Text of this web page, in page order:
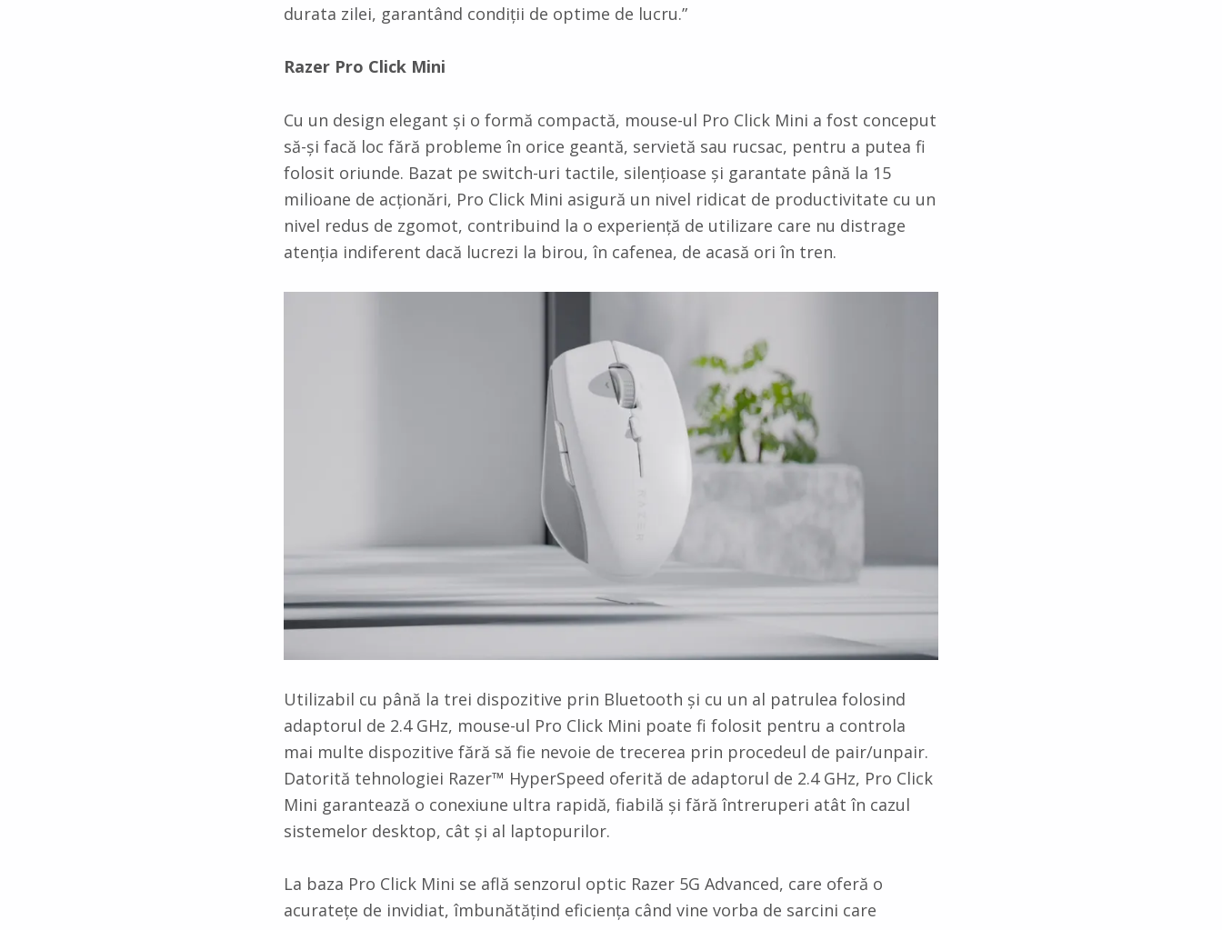
durata zilei, garantând condiții de optime de lucru.”
Razer Pro Click Mini
Cu un design elegant și o formă compactă, mouse-ul Pro Click Mini a fost conceput
să-și facă loc fără probleme în orice geantă, servietă sau rucsac, pentru a putea fi
folosit oriunde. Bazat pe switch-uri tactile, silențioase și garantate până la 15
milioane de acționări, Pro Click Mini asigură un nivel ridicat de productivitate cu un
nivel redus de zgomot, contribuind la o experiență de utilizare care nu distrage
atenția indiferent dacă lucrezi la birou, în cafenea, de acasă ori în tren.
Utilizabil cu până la trei dispozitive prin Bluetooth și cu un al patrulea folosind
adaptorul de 2.4 GHz, mouse-ul Pro Click Mini poate fi folosit pentru a controla
mai multe dispozitive fără să fie nevoie de trecerea prin procedeul de pair/unpair.
Datorită tehnologiei Razer™ HyperSpeed oferită de adaptorul de 2.4 GHz, Pro Click
Mini garantează o conexiune ultra rapidă, fiabilă și fără întreruperi atât în cazul
sistemelor desktop, cât și al laptopurilor.
La baza Pro Click Mini se află senzorul optic Razer 5G Advanced, care oferă o
acuratețe de invidiat, îmbunătățind eficiența când vine vorba de sarcini care